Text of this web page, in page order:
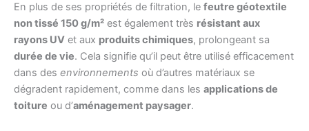
En plus de ses propriétés de filtration, le feutre géotextile
non tissé 150 g/m² est également très résistant aux
rayons UV et aux produits chimiques, prolongeant sa
durée de vie. Cela signifie qu’il peut être utilisé efficacement
dans des environnements où d’autres matériaux se
dégradent rapidement, comme dans les applications de
toiture ou d’aménagement paysager.